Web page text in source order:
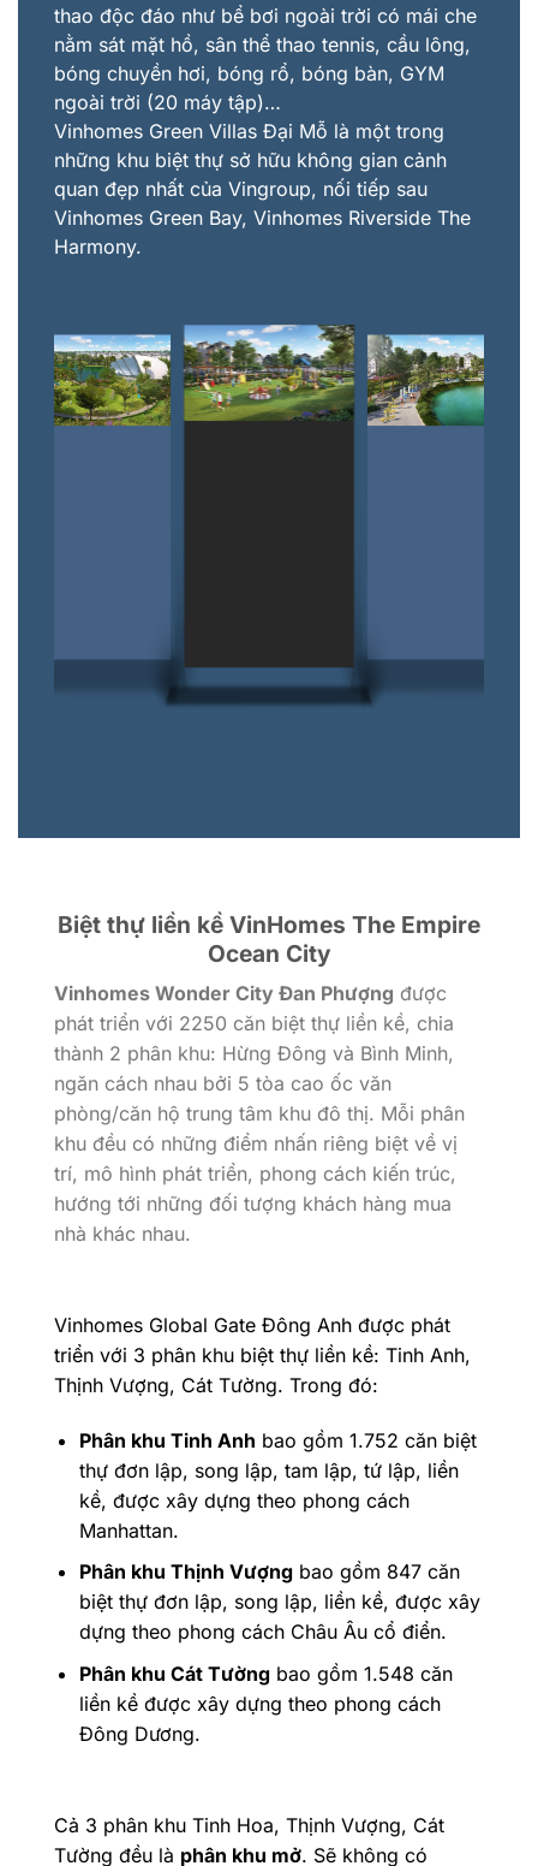
thao độc đáo như bể bơi ngoài trời có mái che
nằm sát mặt hồ, sân thể thao tennis, cầu lông,
bóng chuyền hơi, bóng rổ, bóng bàn, GYM
ngoài trời (20 máy tập)…
Vinhomes Green Villas Đại Mỗ là một trong
những khu biệt thự sở hữu không gian cảnh
quan đẹp nhất của Vingroup, nối tiếp sau
Vinhomes Green Bay, Vinhomes Riverside The
Harmony.
Biệt thự liền kề VinHomes The Empire
Ocean City
Vinhomes Wonder City Đan Phượng được
phát triển với 2250 căn biệt thự liền kề, chia
thành 2 phân khu: Hừng Đông và Bình Minh,
ngăn cách nhau bởi 5 tòa cao ốc văn
phòng/căn hộ trung tâm khu đô thị. Mỗi phân
khu đều có những điểm nhấn riêng biệt về vị
trí, mô hình phát triển, phong cách kiến trúc,
hướng tới những đối tượng khách hàng mua
nhà khác nhau.
Vinhomes Global Gate Đông Anh được phát
triển với 3 phân khu biệt thự liền kề: Tinh Anh,
Thịnh Vượng, Cát Tường. Trong đó:
Phân khu Tinh Anh bao gồm 1.752 căn biệt
thự đơn lập, song lập, tam lập, tứ lập, liền
kề, được xây dựng theo phong cách
Manhattan.
Phân khu Thịnh Vượngbao gồm 847 căn
biệt thự đơn lập, song lập, liền kề, được xây
dựng theo phong cách Châu Âu cổ điển.
Phân khu Cát Tườngbao gồm 1.548 căn
liền kề được xây dựng theo phong cách
Đông Dương.
Cả 3 phân khu Tinh Hoa, Thịnh Vượng, Cát
Tường đều là phân khu mở. Sẽ không có